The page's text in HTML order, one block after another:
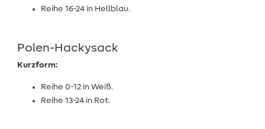
Reihe 16-24 in Hellblau.
Polen-Hackysack
Kurzform:
Reihe 0-12 in Weiß.
Reihe 13-24 in Rot.